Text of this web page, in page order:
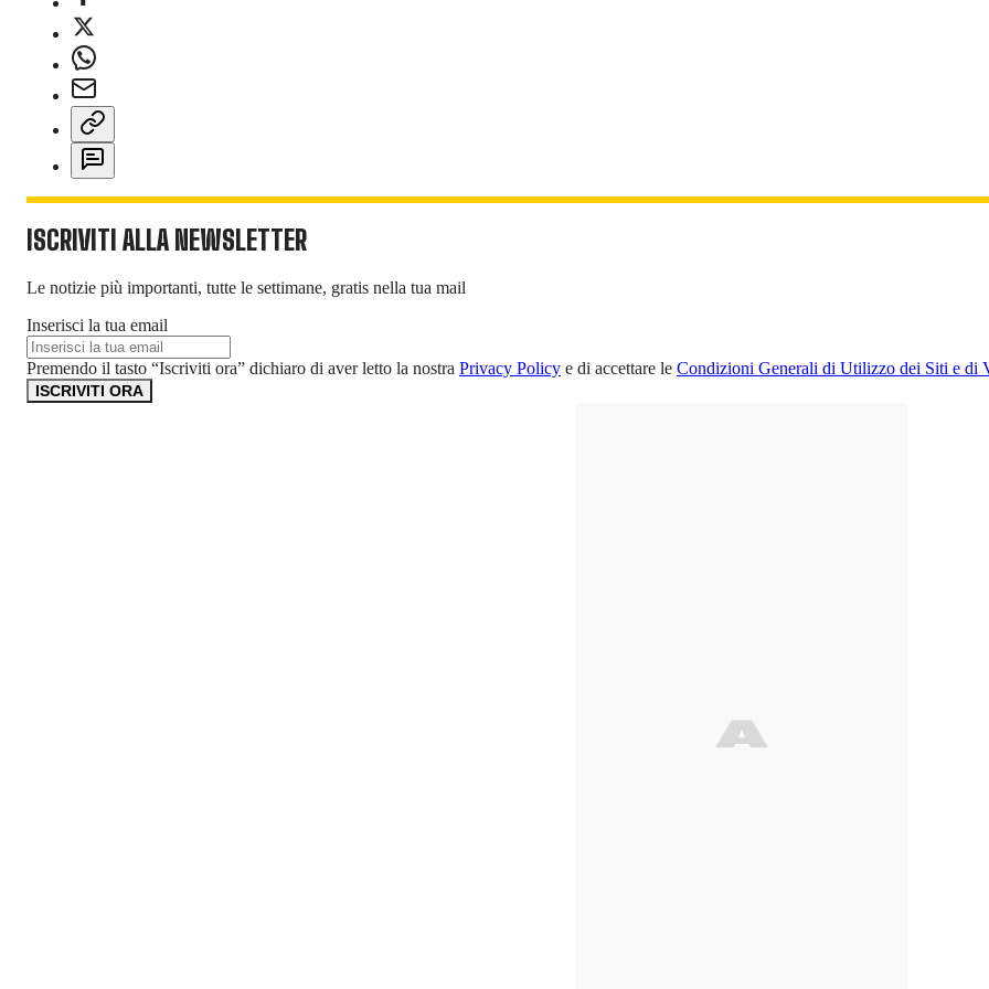
ISCRIVITI ALLA NEWSLETTER
Le notizie più importanti, tutte le settimane, gratis nella tua mail
Inserisci la tua email
Premendo il tasto “Iscriviti ora” dichiaro di aver letto la nostra Privacy Policy e di accettare le Condizioni Generali di Utilizzo dei Siti e di
ISCRIVITI ORA